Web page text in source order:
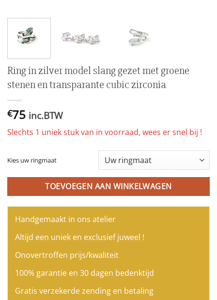
Ring in zilver model slang gezet met groene
stenen en transparante cubic zirconia
€75 inc.BTW
Slechts 1 uniek stuk van in voorraad, wees er snel bij !
Kies uw ringmaat
TOEVOEGEN AAN WINKELWAGEN
Handgemaakt in ons atelier
Altijd een uniek en exclusief juweel !
Onovertroffen prijs/kwaliteit
100% garantie en 30 dagen bedenktijd
Gratis verzekerde zending en betaling